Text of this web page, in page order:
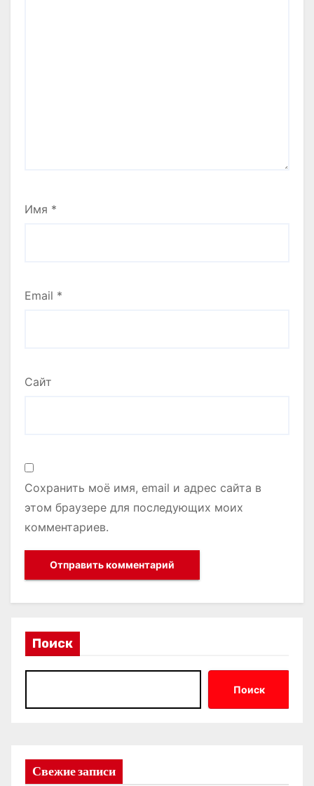
Имя *
Email *
Сайт
Сохранить моё имя, email и адрес сайта в
этом браузере для последующих моих
комментариев.
Поиск
Поиск
Свежие записи